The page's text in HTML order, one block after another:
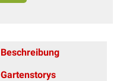
Beschreibung
Gartenstorys